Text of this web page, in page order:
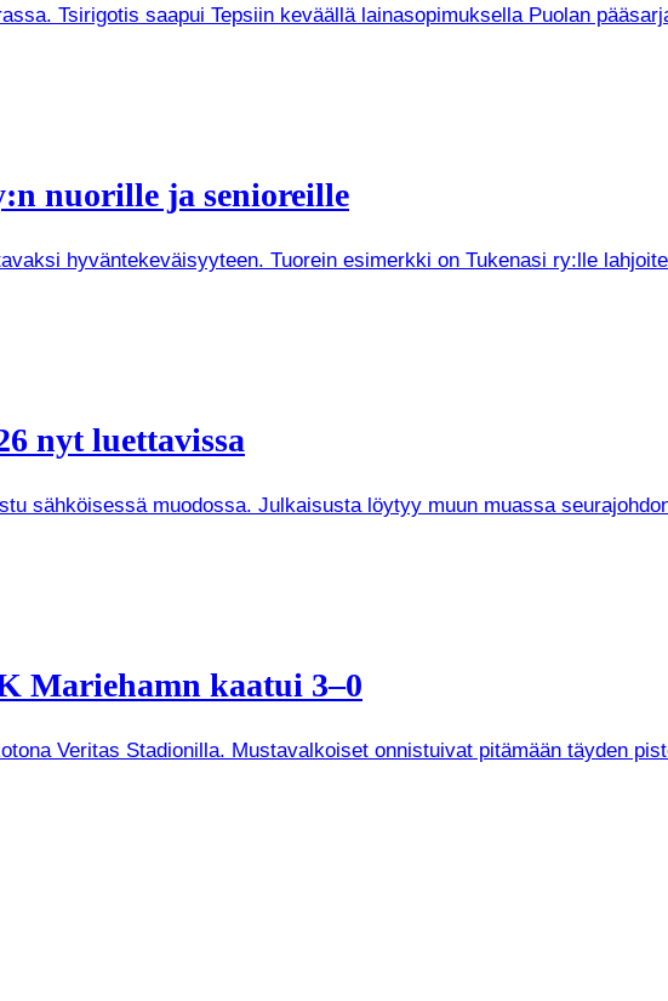
Tsirigotis saapui Tepsiin keväällä lainasopimuksella Puolan
nuorille ja senioreille
hyväntekeväisyyteen. Tuorein esimerkki on Tukenasi ry:lle
nyt luettavissa
sähköisessä muodossa. Julkaisusta löytyy muun muassa
Mariehamn kaatui 3–0
Veritas Stadionilla. Mustavalkoiset onnistuivat pitämään täyden